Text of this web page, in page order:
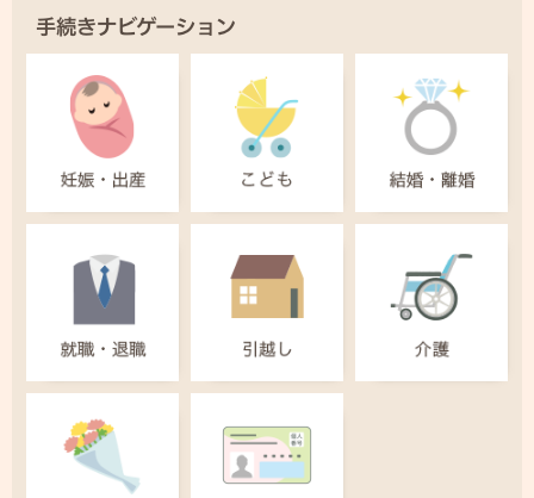
手続きナビゲーション